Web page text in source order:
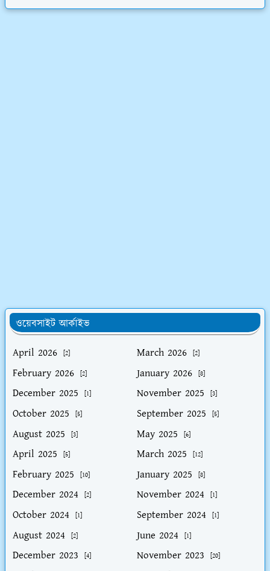
ওয়েবসাইট আর্কাইভ
April 2026
[2] March 2026 [2]
February 2026 [2] January 2026 [8]
December 2025 [1] November 2025 [3]
October 2025 [5] September 2025 [5]
August 2025 [3] May 2025 [6]
April 2025 [5] March 2025 [12]
February 2025 [10] January 2025 [8]
December 2024 [2] November 2024 [1]
October 2024 [1] September 2024 [1]
August 2024 [2] June 2024 [1]
December 2023 [4] November 2023 [20]